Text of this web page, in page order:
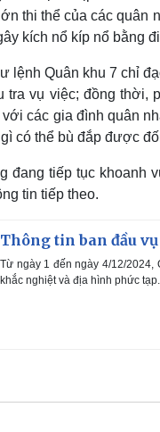
thi thể của các
kích nổ kíp nổ bằng
lệnh Quân khu 7 chỉ
tra vụ việc; đồng
các gia đình quân
có thể bù đắp được
đang tiếp tục khoanh
tin tiếp theo.
Thông tin ban đầu
Từ ngày 1 đến ngày 4/12/2024,
khắc nghiệt và địa hình phức tạp.